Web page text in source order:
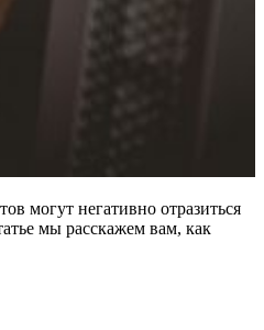
могут негативно отразиться
мы расскажем вам, как